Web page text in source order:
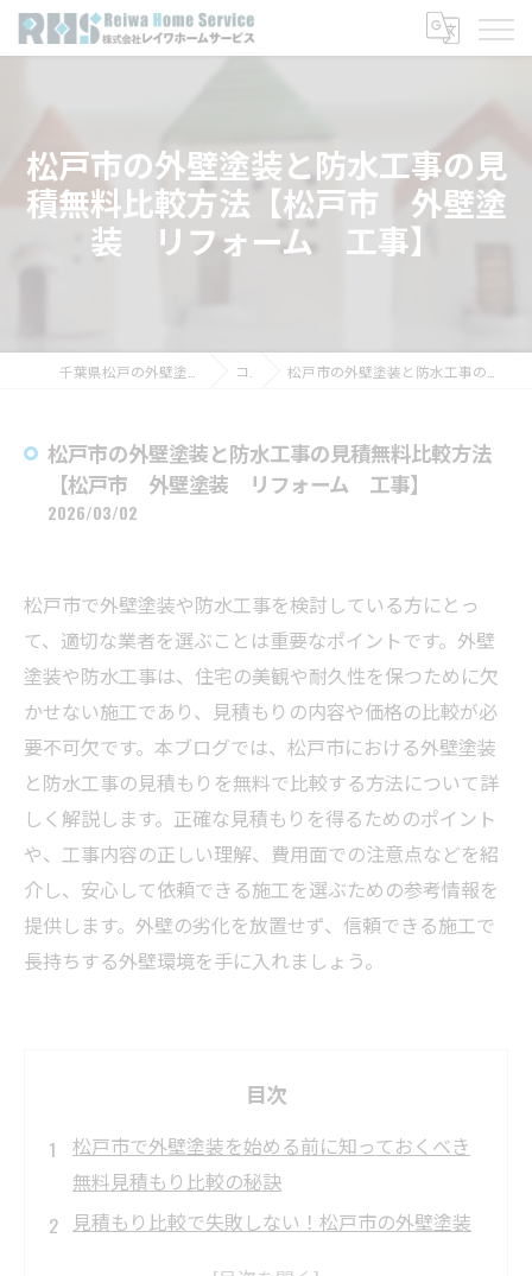
松戸市の外壁塗装と防水工事の見
積無料比較方法【松戸市 外壁塗
装 リフォーム 工事】
コラム 松戸市の外壁塗装と防水工事の見積無料比較方法【松戸市 外壁塗装 リフォーム 工事】
松戸市の外壁塗装と防水工事の見積無料比較方法
【松戸市 外壁塗装 リフォーム 工事】
2026/03/02
松戸市で外壁塗装や防水工事を検討している方にとっ
て、適切な業者を選ぶことは重要なポイントです。外壁
塗装や防水工事は、住宅の美観や耐久性を保つために欠
かせない施工であり、見積もりの内容や価格の比較が必
要不可欠です。本ブログでは、松戸市における外壁塗装
と防水工事の見積もりを無料で比較する方法について詳
しく解説します。正確な見積もりを得るためのポイント
や、工事内容の正しい理解、費用面での注意点などを紹
介し、安心して依頼できる施工を選ぶための参考情報を
提供します。外壁の劣化を放置せず、信頼できる施工で
長持ちする外壁環境を手に入れましょう。
目次
松戸市で外壁塗装を始める前に知っておくべき
無料見積もり比較の秘訣
見積もり比較で失敗しない！松戸市の外壁塗装